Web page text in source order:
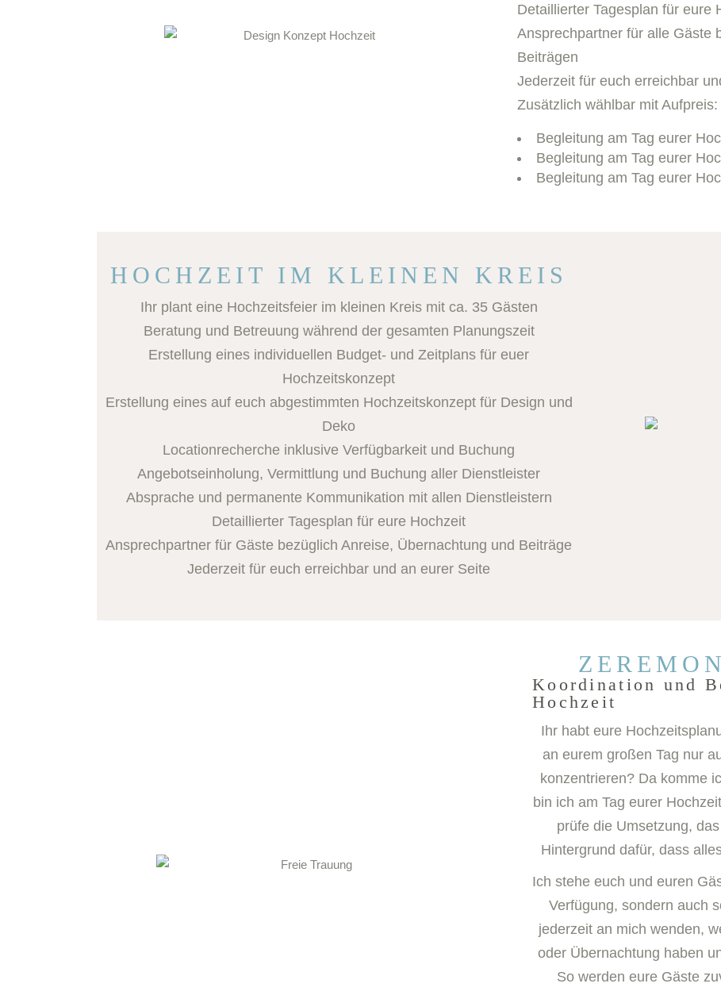
Detaillierter Tagesplan für eure
Ansprechpartner für alle Gäste
Beiträgen
Jederzeit für euch erreichbar
Zusätzlich wählbar mit Aufpreis:
Begleitung am Tag eurer
Begleitung am Tag eurer
Begleitung am Tag eurer
HOCHZEIT IM KLEINEN KREIS
Ihr plant eine Hochzeitsfeier im kleinen Kreis mit ca. 35 Gästen
Beratung und Betreuung während der gesamten Planungszeit
Erstellung eines individuellen Budget- und Zeitplans für euer
Hochzeitskonzept
Erstellung eines auf euch abgestimmten Hochzeitskonzept für Design und
Deko
Locationrecherche inklusive Verfügbarkeit und Buchung
Angebotseinholung, Vermittlung und Buchung aller Dienstleister
Absprache und permanente Kommunikation mit allen Dienstleistern
Detaillierter Tagesplan für eure Hochzeit
Ansprechpartner für Gäste bezüglich Anreise, Übernachtung und Beiträge
Jederzeit für euch erreichbar und an eurer Seite
Koordination und
Hochzeit
Ihr habt eure
an eurem großen Tag nur
konzentrieren? Da komme
bin ich am Tag eurer
prüfe die Umsetzung,
Hintergrund dafür, dass
Ich stehe euch und euren
Verfügung, sondern auch
jederzeit an mich wenden,
oder Übernachtung haben
So werden eure Gäste